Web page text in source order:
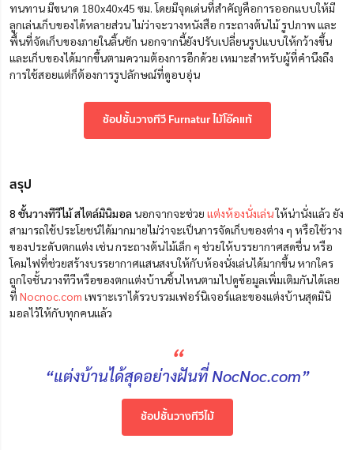
ทนทาน มีขนาด 180x40x45 ซม. โดยมีจุดเด่นที่สำคัญคือการออกแบบให้มี
ลูกเล่นเก็บของได้หลายส่วน ไม่ว่าจะวางหนังสือ กระถางต้นไม้ รูปภาพ และ
พื้นที่จัดเก็บของภายในลิ้นชัก นอกจากนี้ยังปรับเปลี่ยนรูปแบบให้กว้างขึ้น
และเก็บของได้มากขึ้นตามความต้องการอีกด้วย เหมาะสำหรับผู้ที่คำนึงถึง
การใช้สอยแต่ก็ต้องการรูปลักษณ์ที่ดูอบอุ่น
ช้อปชั้นวางทีวี Furnatur ไม้โอ๊คแท้
สรุป
8 ชั้นวางทีวีไม้ สไตล์มินิมอล นอกจากจะช่วย แต่งห้องนั่งเล่นให้น่านั่งแล้ว ยัง
สามารถใช้ประโยชน์ได้มากมายไม่ว่าจะเป็นการจัดเก็บของต่าง ๆ หรือใช้วาง
ของประดับตกแต่ง เช่น กระถางต้นไม้เล็ก ๆ ช่วยให้บรรยากาศสดชื่น หรือ
โคมไฟที่ช่วยสร้างบรรยากาศแสนสงบให้กับห้องนั่งเล่นได้มากขึ้น หากใคร
ถูกใจชั้นวางทีวีหรือของตกแต่งบ้านชิ้นไหนตามไปดูข้อมูลเพิ่มเติมกันได้เลย
ที่ Nocnoc.com เพราะเราได้รวบรวมเฟอร์นิเจอร์และของแต่งบ้านสุดมินิ
มอลไว้ให้กับทุกคนแล้ว
“
“แต่งบ้านได้สุดอย่างฝันที่ NocNoc.com”
ช้อปชั้นวางทีวีไม้